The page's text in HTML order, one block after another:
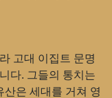
고대 이집트 문명
다. 그들의 통치는
산은 세대를 거쳐 영